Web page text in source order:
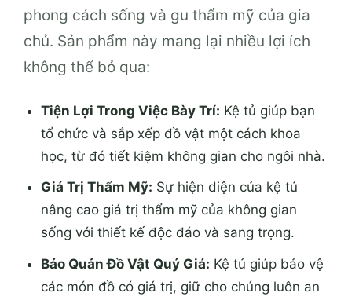
phong cách sống và gu thẩm mỹ của gia
chủ. Sản phẩm này mang lại nhiều lợi ích
không thể bỏ qua:
Tiện Lợi Trong Việc Bày Trí: Kệ tủ giúp bạn
tổ chức và sắp xếp đồ vật một cách khoa
học, từ đó tiết kiệm không gian cho ngôi nhà.
Giá Trị Thẩm Mỹ: Sự hiện diện của kệ tủ
nâng cao giá trị thẩm mỹ của không gian
sống với thiết kế độc đáo và sang trọng.
Bảo Quản Đồ Vật Quý Giá: Kệ tủ giúp bảo vệ
các món đồ có giá trị, giữ cho chúng luôn an